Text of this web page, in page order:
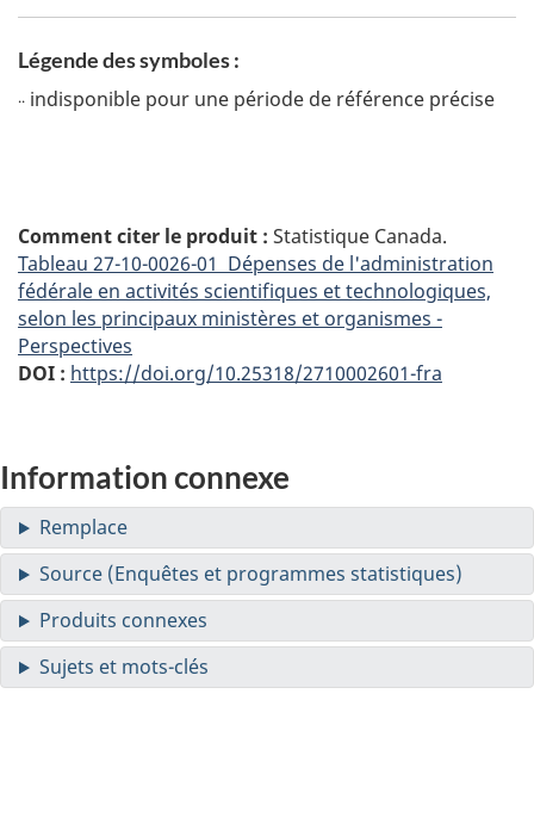
Légende des symboles :
.. indisponible pour une période de référence précise
Comment citer le produit : Statistique Canada.
Tableau 27-10-0026-01 Dépenses de l'administration
fédérale en activités scientifiques et technologiques,
selon les principaux ministères et organismes -
Perspectives
DOI : https://doi.org/10.25318/2710002601-fra
Information connexe